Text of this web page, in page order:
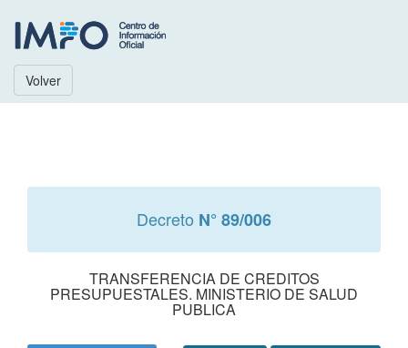
Volver
Decreto N° 89/006
TRANSFERENCIA DE CREDITOS
PRESUPUESTALES. MINISTERIO DE SALUD
PUBLICA